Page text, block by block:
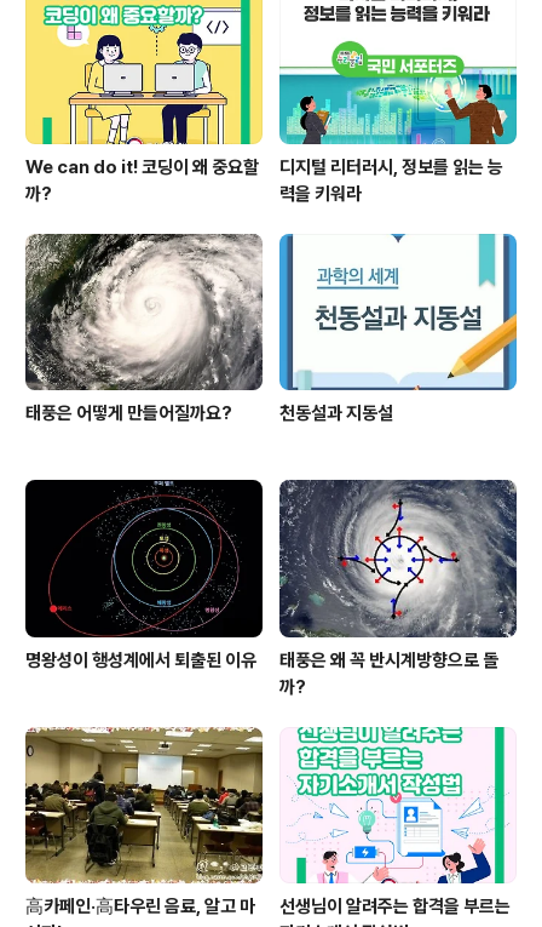
가원 홈페이지에 접수된 이의 신청은 모두 1,338건이었으
며, 이 가운데 문제 및 정답과 관련 없는 의견 개진, 취소, ..
We can do it! 코딩이 왜 중요할
까?
디지털 리터러시, 정보를 읽는 능
력을 키워라
태풍은 어떻게 만들어질까요? 천동설과 지동설
명왕성이 행성계에서 퇴출된 이유
태풍은 왜 꼭 반시계방향으로 돌
까?
高카페인·高타우린 음료, 알고 마
선생님이 알려주는 합격을 부르는